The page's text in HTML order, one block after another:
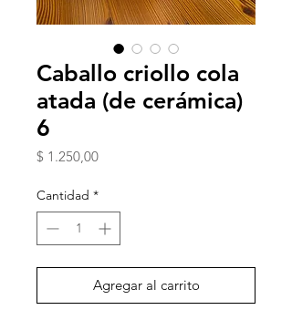
Caballo criollo cola
atada (de cerámica)
6
$ 1.250,00Precio
Cantidad *
Agregar al carrito